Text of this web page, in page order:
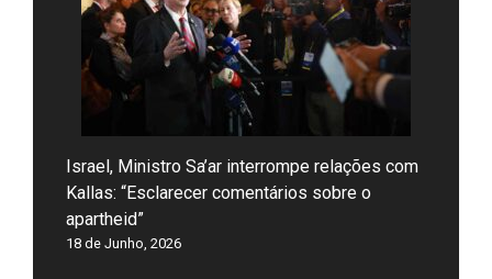
Israel, Ministro Sa’ar interrompe relações com
Kallas: “Esclarecer comentários sobre o
apartheid”
18 de Junho, 2026